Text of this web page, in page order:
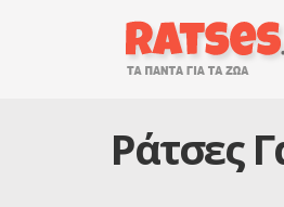
Ράτσες